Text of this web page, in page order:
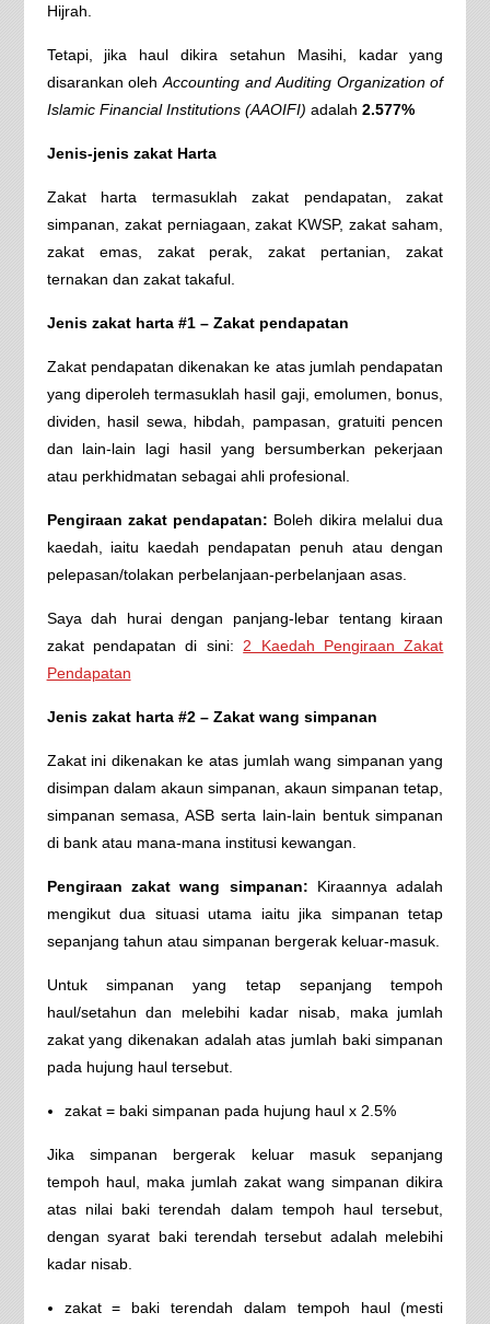
Hijrah.
Tetapi, jika haul dikira setahun Masihi, kadar yang
disarankan olehAccounting and Auditing Organization of
Islamic Financial Institutions (AAOIFI) adalah 2.577%
Jenis-jenis zakat Harta
Zakat harta termasuklah zakat pendapatan, zakat
simpanan, zakat perniagaan, zakat KWSP, zakat saham,
zakat emas, zakat perak, zakat pertanian, zakat
ternakan dan zakat takaful.
Jenis zakat harta #1 – Zakat pendapatan
Zakat pendapatan dikenakan ke atas jumlah pendapatan
yang diperoleh termasuklah hasil gaji, emolumen, bonus,
dividen, hasil sewa, hibdah, pampasan, gratuiti pencen
dan lain-lain lagi hasil yang bersumberkan pekerjaan
atau perkhidmatan sebagai ahli profesional.
Pengiraan zakat pendapatan: Boleh dikira melalui dua
kaedah, iaitu kaedah pendapatan penuh atau dengan
pelepasan/tolakan perbelanjaan-perbelanjaan asas.
Saya dah hurai dengan panjang-lebar tentang kiraan
zakat pendapatan di sini: 2 Kaedah Pengiraan Zakat
Pendapatan
Jenis zakat harta #2 – Zakat wang simpanan
Zakat ini dikenakan ke atas jumlah wang simpanan yang
disimpan dalam akaun simpanan, akaun simpanan tetap,
simpanan semasa, ASB serta lain-lain bentuk simpanan
di bank atau mana-mana institusi kewangan.
Pengiraan zakat wang simpanan: Kiraannya adalah
mengikut dua situasi utama iaitu jika simpanan tetap
sepanjang tahun atau simpanan bergerak keluar-masuk.
Untuk simpanan yang tetap sepanjang tempoh
haul/setahun dan melebihi kadar nisab, maka jumlah
zakat yang dikenakan adalah atas jumlah baki simpanan
pada hujung haul tersebut.
zakat = baki simpanan pada hujung haul x 2.5%
Jika simpanan bergerak keluar masuk sepanjang
tempoh haul, maka jumlah zakat wang simpanan dikira
atas nilai baki terendah dalam tempoh haul tersebut,
dengan syarat baki terendah tersebut adalah melebihi
kadar nisab.
zakat = baki terendah dalam tempoh haul (mesti